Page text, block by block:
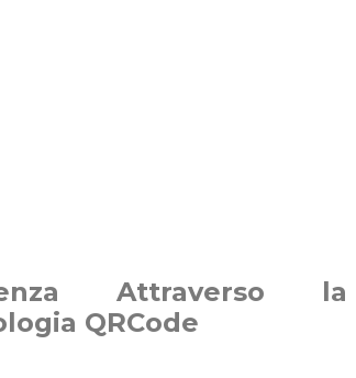
Attraverso la
QRCode